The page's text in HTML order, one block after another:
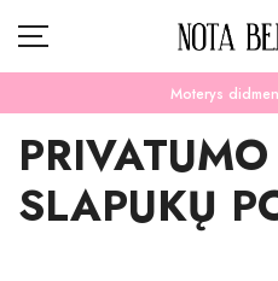
Moterys
ŽINIOS
SLAPUKŲ